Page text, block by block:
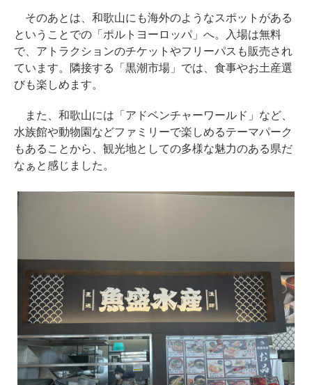
そのあとは、和歌山にも海外のようなスポットがある
ということでの「ポルトヨーロッパ」へ。入場は無料
で、アトラクションのチケットやフリーパスも販売され
ています。隣接する「黒潮市場」では、食事やお土産選
びも楽しめます。
また、和歌山には「アドベンチャーワールド」など、
水族館や動物園などファミリーで楽しめるテーマパーク
もあることから、観光地としての多様な魅力のある県だ
なぁと感じました。